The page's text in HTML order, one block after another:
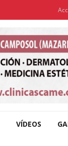
VÍDEOS